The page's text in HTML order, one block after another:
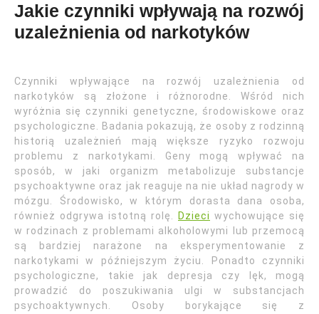
Jakie czynniki wpływają na rozwój
uzależnienia od narkotyków
Czynniki wpływające na rozwój uzależnienia od
narkotyków są złożone i różnorodne. Wśród nich
wyróżnia się czynniki genetyczne, środowiskowe oraz
psychologiczne. Badania pokazują, że osoby z rodzinną
historią uzależnień mają większe ryzyko rozwoju
problemu z narkotykami. Geny mogą wpływać na
sposób, w jaki organizm metabolizuje substancje
psychoaktywne oraz jak reaguje na nie układ nagrody w
mózgu. Środowisko, w którym dorasta dana osoba,
również odgrywa istotną rolę.
Dzieci wychowujące się
w rodzinach z problemami alkoholowymi lub przemocą
są bardziej narażone na eksperymentowanie z
narkotykami w późniejszym życiu. Ponadto czynniki
psychologiczne, takie jak depresja czy lęk, mogą
prowadzić do poszukiwania ulgi w substancjach
psychoaktywnych. Osoby borykające się z